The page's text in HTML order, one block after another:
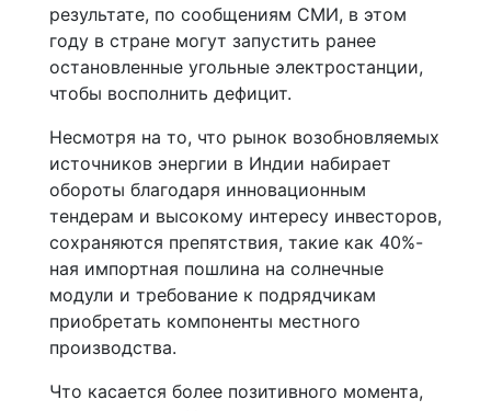
результате, по сообщениям СМИ, в этом
году в стране могут запустить ранее
остановленные угольные электростанции,
чтобы восполнить дефицит.
Несмотря на то, что рынок возобновляемых
источников энергии в Индии набирает
обороты благодаря инновационным
тендерам и высокому интересу инвесторов,
сохраняются препятствия, такие как 40%-
ная импортная пошлина на солнечные
модули и требование к подрядчикам
приобретать компоненты местного
производства.
Что касается более позитивного момента,